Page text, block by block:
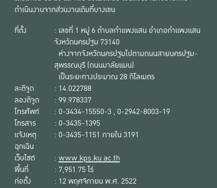
ดำเนินงานจากส่วนงานเดิมที่บางเขน
ที่ตั้ง
: เลขที่ 1 หมู่ 6 ตำบลกำแพงแสน อำเภอกำแพงแสน
จังหวัดนครปฐม 73140
ห่างจากจังหวัดนครปฐมไปตามถนนสายนครปฐม-
สุพรรณบุรี (ถนนมาลัยแมน)
เป็นระยะทางประมาณ 28 กิโลเมตร
ละติจูด
: 14.022788
ลองติจูด
: 99.978337
โทรศัพท์
: 0-3434-15550-3 , 0-2942-8003-19
โทรสาร
: 0-3435-1395
แจ้งเหตุ
ฉุกเฉิน
: 0-3435-1151 ภายใน 3191
เว็บไซต์
:www.kps.ku.ac.th
พื้นที่
: 7,951.75 ไร่
ก่อตั้ง
: 12 พฤศจิกายน พ.ศ. 2522